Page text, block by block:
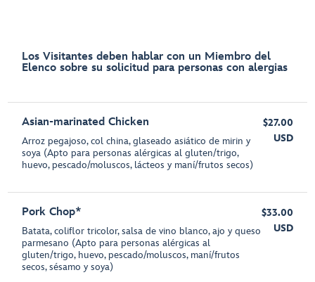
Los Visitantes deben hablar con un Miembro del
Elenco sobre su solicitud para personas con alergias
Asian-marinated Chicken
Arroz pegajoso, col china, glaseado asiático de mirin y
soya (Apto para personas alérgicas al gluten/trigo,
huevo, pescado/moluscos, lácteos y maní/frutos secos)
$27.00
USD
Pork Chop*
Batata, coliflor tricolor, salsa de vino blanco, ajo y queso
parmesano (Apto para personas alérgicas al
gluten/trigo, huevo, pescado/moluscos, maní/frutos
secos, sésamo y soya)
$33.00
USD